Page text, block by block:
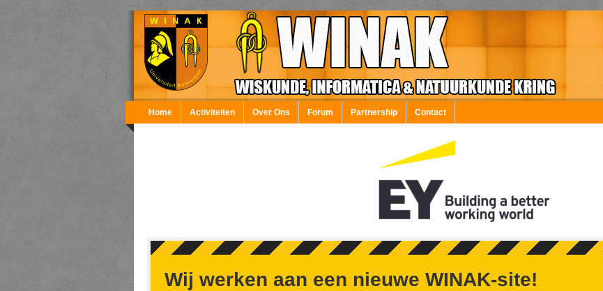
Overslaan en naar de inhoud gaan
Home Activiteiten Over Ons Forum Partnership Contact
Wij werken aan een nieuwe WINAK-site!